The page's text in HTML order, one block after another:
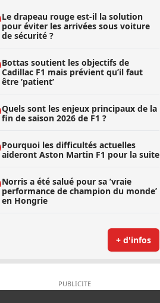
Le drapeau rouge est-il la solution
pour éviter les arrivées sous voiture
de sécurité ?
Bottas soutient les objectifs de
Cadillac F1 mais prévient qu’il faut
être ’patient’
Quels sont les enjeux principaux de la
fin de saison 2026 de F1 ?
Pourquoi les difficultés actuelles
aideront Aston Martin F1 pour la suite
Norris a été salué pour sa ’vraie
performance de champion du monde’
en Hongrie
+ d'infos